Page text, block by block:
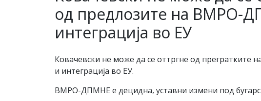
од предлозите на ВМРО-
интеграција во ЕУ
Ковачевски не може да се оттргне од
и интеграција во ЕУ.
ВМРО-ДПМНЕ е децидна, уставни измени под